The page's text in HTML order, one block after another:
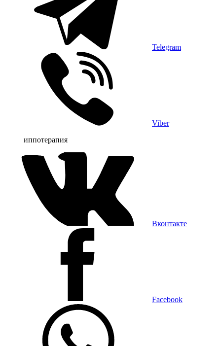
Telegram
Viber
иппотерапия
Вконтакте
Facebook